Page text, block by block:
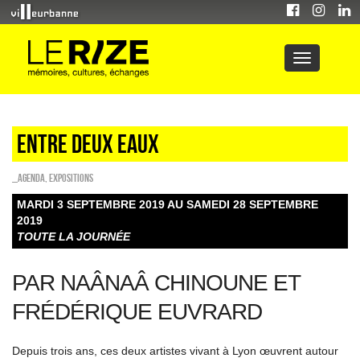
Entre deux eaux
_Agenda EXPOSITIONS
MARDI 3 SEPTEMBRE 2019 AU SAMEDI 28 SEPTEMBRE
2019
TOUTE LA JOURNÉE
PAR NAÂNAÂ CHINOUNE ET
FRÉDÉRIQUE EUVRARD
Depuis trois ans, ces deux artistes vivant à Lyon œuvrent autour